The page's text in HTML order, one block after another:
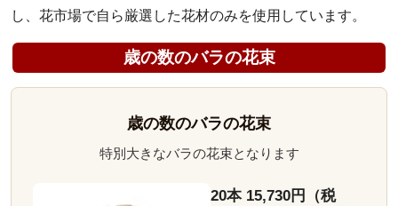
し、花市場で自ら厳選した花材のみを使用しています。
歳の数のバラの花束
歳の数のバラの花束
特別大きなバラの花束となります
20本 15,730円（税